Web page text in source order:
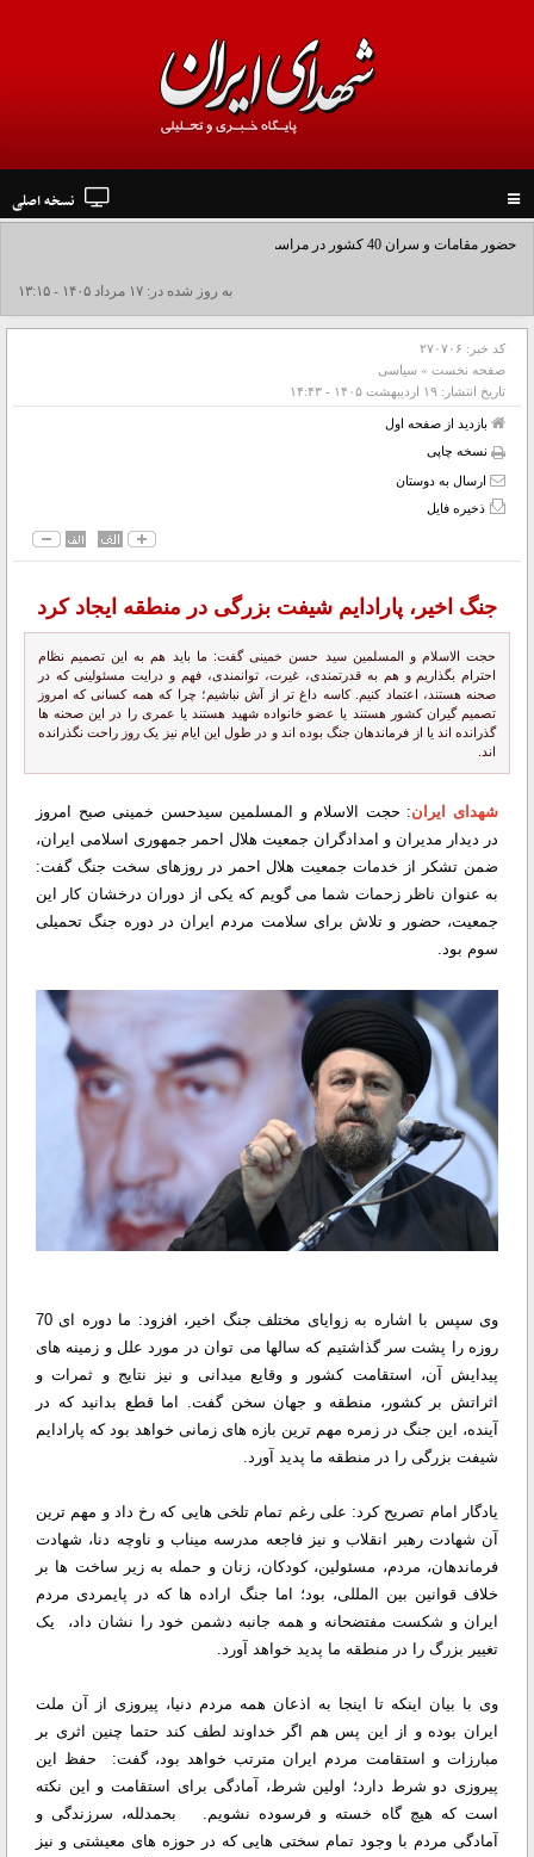
navigation
نسخه اصلی
حضور مقامات و سران 40 کشور در مراسم وداع و تشییع رهبر شهید انقلاب
به روز شده در: ۱۷ مرداد ۱۴۰۵ - ۱۳:۱۵
کد خبر: ۲۷۰۷۰۶
صفحه نخست » سیاسی
تاریخ انتشار: ۱۹ ارديبهشت ۱۴۰۵ - ۱۴:۴۳
بازدید از صفحه اول
نسخه چاپی
ارسال به دوستان
ذخیره فایل
جنگ اخیر، پارادایم شیفت بزرگی در منطقه ایجاد کرد
حجت الاسلام و المسلمین سید حسن خمینی گفت: ما باید هم به این تصمیم نظام
احترام بگذاریم و هم به قدرتمندی، غیرت، توانمندی، فهم و درایت مسئولینی که در
صحنه هستند، اعتماد کنیم. کاسه داغ تر از آش نباشیم؛ چرا که همه کسانی که امروز
تصمیم گیران کشور هستند یا عضو خانواده شهید هستند یا عمری را در این صحنه ها
گذرانده اند یا از فرماندهان جنگ بوده اند و در طول این ایام نیز یک روز راحت نگذرانده
اند.
شهدای ایران: حجت الاسلام و المسلمین سیدحسن خمینی صبح امروز
در دیدار مدیران و امدادگران جمعیت هلال احمر جمهوری اسلامی ایران،
ضمن تشکر از خدمات جمعیت هلال احمر در روزهای سخت جنگ گفت:
به عنوان ناظر زحمات شما می گویم که یکی از دوران درخشان کار این
جمعیت، حضور و تلاش برای سلامت مردم ایران در دوره جنگ تحمیلی
سوم بود.
وی سپس با اشاره به زوایای مختلف جنگ اخیر، افزود: ما دوره ای 70
روزه را پشت سر گذاشتیم که سالها می توان در مورد علل و زمینه های
پیدایش آن، استقامت کشور و وقایع میدانی و نیز نتایج و ثمرات و
اثراتش بر کشور، منطقه و جهان سخن گفت. اما قطع بدانید که در
آینده، این جنگ در زمره مهم ترین بازه های زمانی خواهد بود که پارادایم
شیفت بزرگی را در منطقه ما پدید آورد.
یادگار امام تصریح کرد: علی رغم تمام تلخی هایی که رخ داد و مهم ترین
آن شهادت رهبر انقلاب و نیز فاجعه مدرسه میناب و ناوچه دنا، شهادت
فرماندهان، مردم، مسئولین، کودکان، زنان و حمله به زیر ساخت ها بر
خلاف قوانین بین المللی، بود؛ اما جنگ اراده ها که در پایمردی مردم
ایران و شکست مفتضحانه و همه جانبه دشمن خود را نشان داد، یک
تغییر بزرگ را در منطقه ما پدید خواهد آورد.
وی با بیان اینکه تا اینجا به اذعان همه مردم دنیا، پیروزی از آن ملت
ایران بوده و از این پس هم اگر خداوند لطف کند حتما چنین اثری بر
مبارزات و استقامت مردم ایران مترتب خواهد بود، گفت: حفظ این
پیروزی دو شرط دارد؛ اولین شرط، آمادگی برای استقامت و این نکته
است که هیچ گاه خسته و فرسوده نشویم. بحمدلله، سرزندگی و
آمادگی مردم با وجود تمام سختی هایی که در حوزه های معیشتی و نیز